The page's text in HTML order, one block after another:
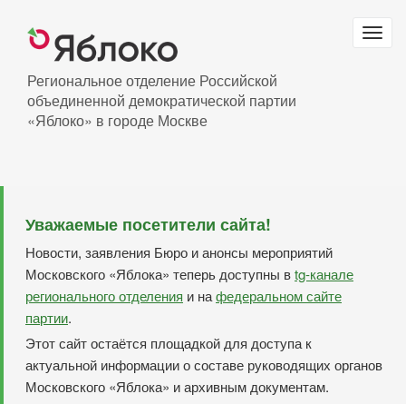
основному
Региональное отделение Российской
объединенной демократической партии
«Яблоко» в городе Москве
Уважаемые посетители сайта!
Новости, заявления Бюро и анонсы мероприятий
Московского «Яблока» теперь доступны вtg-канале
регионального отделения и нафедеральном сайте
партии.
Этот сайт остаётся площадкой для доступа к
актуальной информации о составе руководящих органов
Московского «Яблока» и архивным документам.